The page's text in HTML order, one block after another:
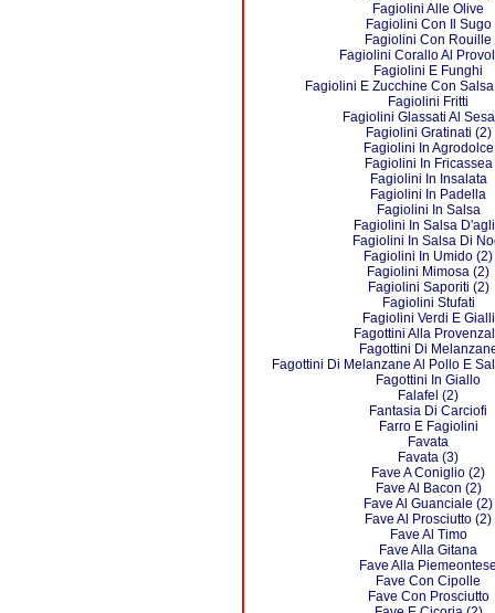
Fagiolini Alle Olive
Fagiolini Con Il Sugo
Fagiolini Con Rouille
Fagiolini Corallo Al
Fagiolini E Funghi
Fagiolini E Zucchine Con
Fagiolini Fritti
Fagiolini Glassati Al
Fagiolini Gratinati (2)
Fagiolini In Agrodolce
Fagiolini In Fricassea
Fagiolini In Insalata
Fagiolini In Padella
Fagiolini In Salsa
Fagiolini In Salsa
Fagiolini In Salsa Di
Fagiolini In Umido (2)
Fagiolini Mimosa (2)
Fagiolini Saporiti (2)
Fagiolini Stufati
Fagiolini Verdi E Gialli
Fagottini Alla
Fagottini Di
Fagottini Di Melanzane Al Pollo E
Fagottini In Giallo
Falafel (2)
Fantasia Di Carciofi
Farro E Fagiolini
Favata
Favata (3)
Fave A Coniglio (2)
Fave Al Bacon (2)
Fave Al Guanciale (2)
Fave Al Prosciutto (2)
Fave Al Timo
Fave Alla Gitana
Fave Alla
Fave Con Cipolle
Fave Con Prosciutto